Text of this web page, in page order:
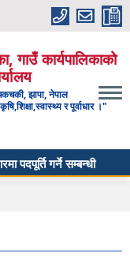
गाउँ कार्यपालिकाको
झापा, नेपाल
र पूर्वाधार ।"
गर्ने सम्बन्धी सूचना ।